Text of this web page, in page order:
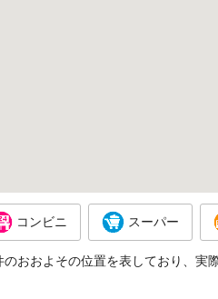
コンビニ スーパー
のおおよその位置を表しており、実